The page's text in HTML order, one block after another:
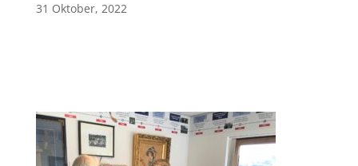
31 Oktober, 2022